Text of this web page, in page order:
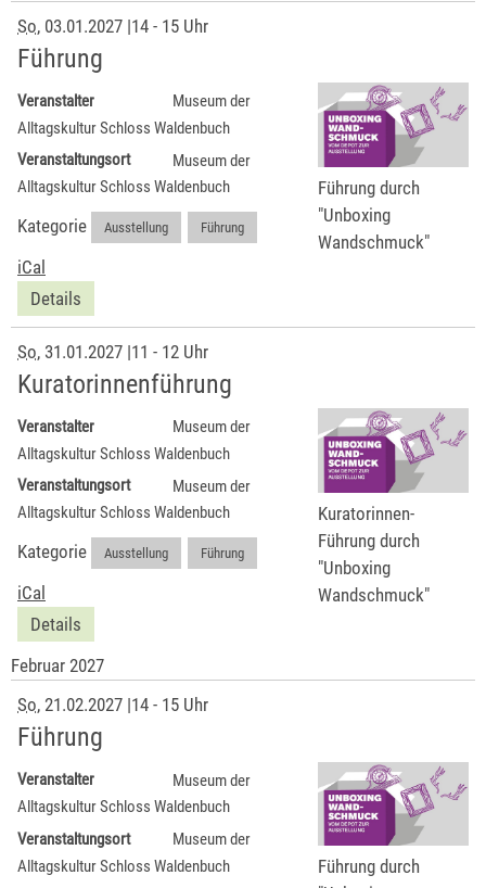
So, 03.01.2027 |14 - 15 Uhr
Führung
Führung durch
"Unboxing
Wandschmuck"
Veranstalter
Museum der
Alltagskultur Schloss Waldenbuch
Veranstaltungsort
Museum der
Alltagskultur Schloss Waldenbuch
Kategorie Ausstellung Führung
iCal
Details
So, 31.01.2027 |11 - 12 Uhr
Kuratorinnenführung
Kuratorinnen-
Führung durch
"Unboxing
Wandschmuck"
Veranstalter
Museum der
Alltagskultur Schloss Waldenbuch
Veranstaltungsort
Museum der
Alltagskultur Schloss Waldenbuch
Kategorie Ausstellung Führung
iCal
Details
Februar 2027
So, 21.02.2027 |14 - 15 Uhr
Führung
Führung durch
Veranstalter
Museum der
Alltagskultur Schloss Waldenbuch
Veranstaltungsort
Museum der
Alltagskultur Schloss Waldenbuch